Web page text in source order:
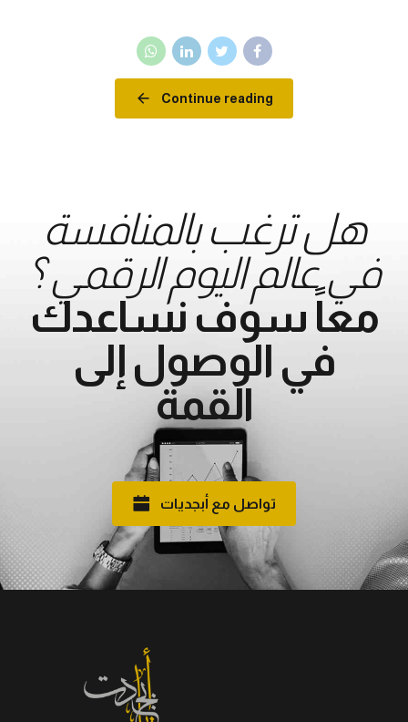
Continue reading
هل ترغب بالمنافسة
في عالم اليوم الرقمي ؟
معاً سوف نساعدك
في الوصول إلى
القمة
تواصل مع أبجديات